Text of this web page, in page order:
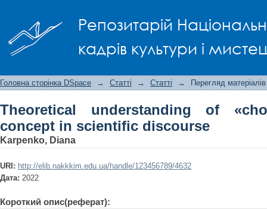
Репозитарій
кадрів культури і
discourse
Головна сторінка DSpace → Статті → Статті → Перегляд матеріалів
Theoretical understanding of
concept in scientific discourse
Karpenko, Diana
URI: http://elib.nakkkim.edu.ua/handle/123456789/4632
Дата: 2022
Короткий опис(реферат):